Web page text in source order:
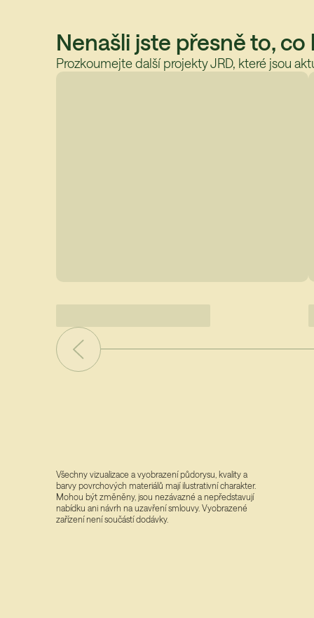
Nenašli jste přesně to, co
Prozkoumejte další projekty JRD, které jsou
Všechny vizualizace a vyobrazení půdorysu, kvality a
barvy povrchových materiálů mají ilustrativní charakter.
Mohou být změněny, jsou nezávazné a nepředstavují
nabídku ani návrh na uzavření smlouvy. Vyobrazené
zařízení není součástí dodávky.